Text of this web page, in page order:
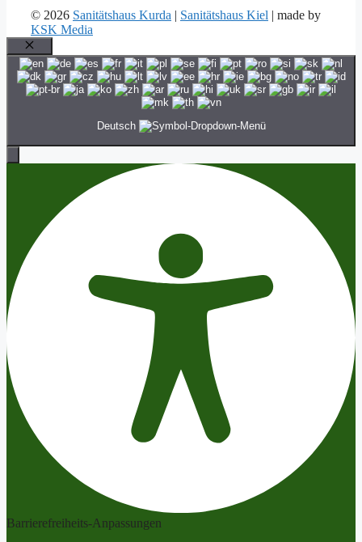
© 2026 Sanitätshaus Kurda | Sanitätshaus Kiel | made by
KSK Media
Schließen
Deutsch
Barrierefreiheits-Anpassungen